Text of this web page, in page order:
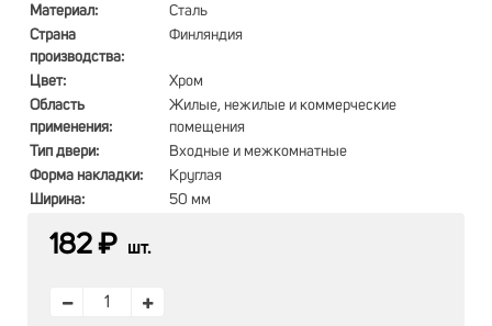
Материал:
Сталь
Страна
производства:
Финляндия
Цвет:
Хром
Область
применения:
Жилые, нежилые и коммерческие
помещения
Тип двери:
Входные и межкомнатные
Форма накладки:
Круглая
Ширина:
50 мм
182 ₽ шт.